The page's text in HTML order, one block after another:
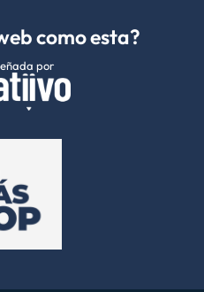
como esta?
por